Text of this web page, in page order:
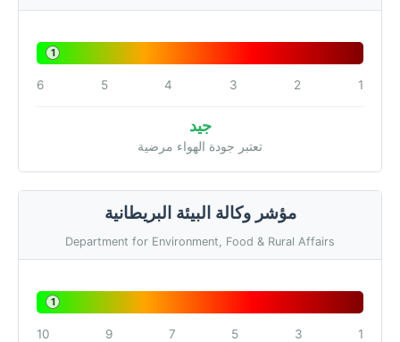
1
1
2
3
4
5
6
جيد
تعتبر جودة الهواء مرضية
مؤشر وكالة البيئة البريطانية
Department for Environment, Food & Rural Affairs
1
1
3
5
7
9
10